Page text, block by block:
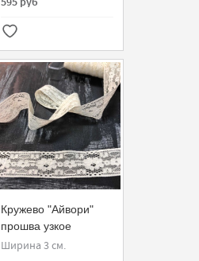
Кружево "Айвори"
прошва узкое
Ширина 3 см.